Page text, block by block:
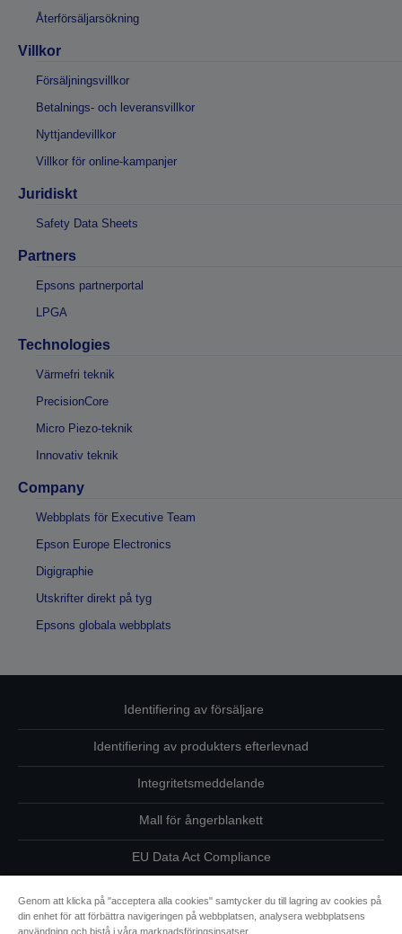
Återförsäljarsökning
Villkor
Försäljningsvillkor
Betalnings- och leveransvillkor
Nyttjandevillkor
Villkor för online-kampanjer
Juridiskt
Safety Data Sheets
Partners
Epsons partnerportal
LPGA
Technologies
Värmefri teknik
PrecisionCore
Micro Piezo-teknik
Innovativ teknik
Company
Webbplats för Executive Team
Epson Europe Electronics
Digigraphie
Utskrifter direkt på tyg
Epsons globala webbplats
Identifiering av försäljare
Identifiering av produkters efterlevnad
Integritetsmeddelande
Mall för ångerblankett
EU Data Act Compliance
Kontakta oss angående dina uppgifter
Information om cookies
Genom att klicka på "acceptera alla cookies" samtycker du till lagring av cookies på
din enhet för att förbättra navigeringen på webbplatsen, analysera webbplatsens
användning och bistå i våra marknadsföringsinsatser.